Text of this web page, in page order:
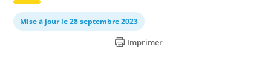
Mise à jour le 28 septembre 2023
Imprimer